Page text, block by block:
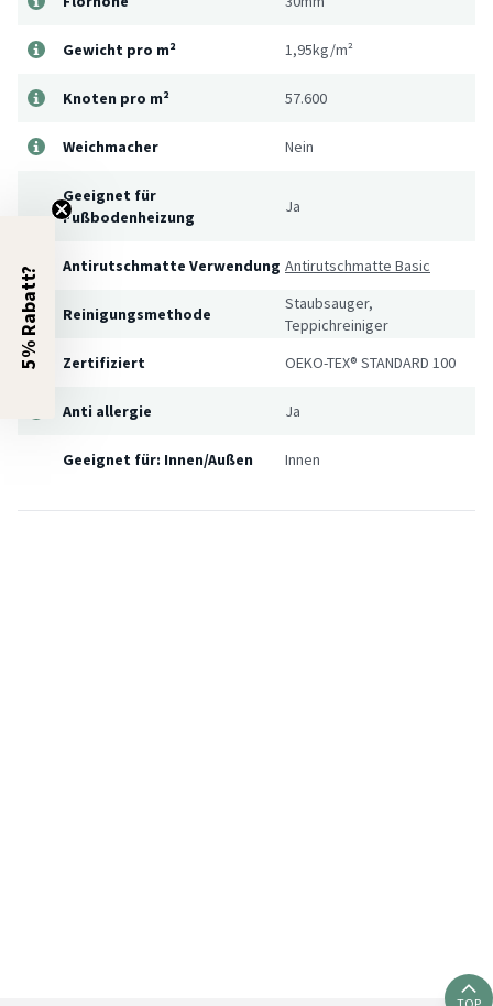
Gewicht pro m² 1,95kg/m²
Knoten pro m² 57.600
Weichmacher Nein
Geeignet für
Fußbodenheizung
Ja
Antirutschmatte Verwendung Antirutschmatte Basic
Reinigungsmethode
Staubsauger,
Teppichreiniger
Zertifiziert
OEKO-TEX® STANDARD 100
Anti allergie Ja
Geeignet für: Innen/Außen Innen
5% Rabatt?